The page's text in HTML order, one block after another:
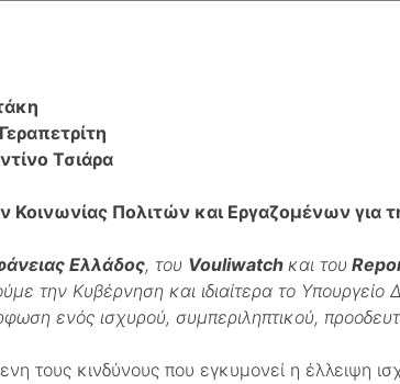
Τσιάρα
Πολιτών και Εργαζομένων για
Ελλάδος, του Vouliwatch και του
την Κυβέρνηση και ιδιαίτερα το Υπουργείο
ενός ισχυρού, συμπεριληπτικού,
τους κινδύνους που εγκυμονεί η έλλειψη